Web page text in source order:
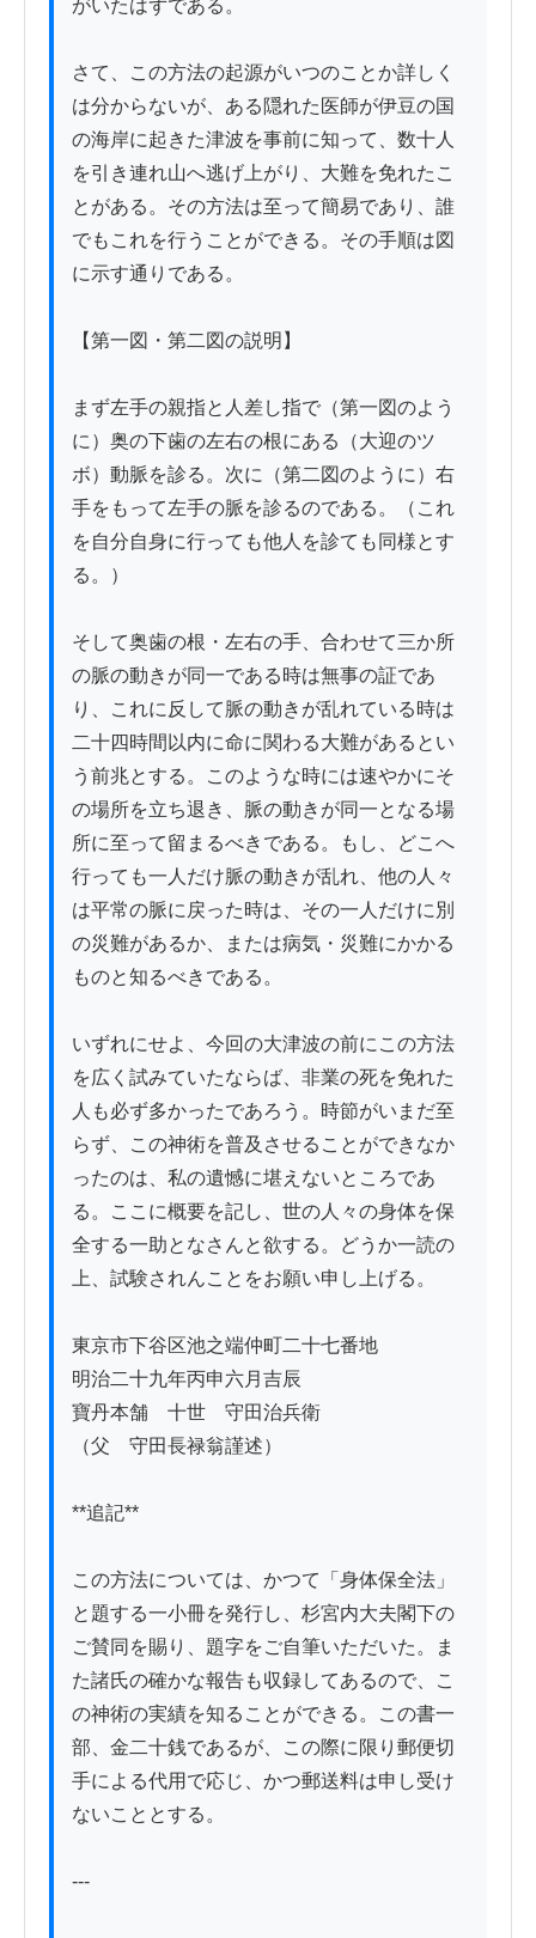
がいたはずである。
さて、この方法の起源がいつのことか詳しく
は分からないが、ある隠れた医師が伊豆の国
の海岸に起きた津波を事前に知って、数十人
を引き連れ山へ逃げ上がり、大難を免れたこ
とがある。その方法は至って簡易であり、誰
でもこれを行うことができる。その手順は図
に示す通りである。
【第一図・第二図の説明】
まず左手の親指と人差し指で（第一図のよう
に）奥の下歯の左右の根にある（大迎のツ
ボ）動脈を診る。次に（第二図のように）右
手をもって左手の脈を診るのである。（これ
を自分自身に行っても他人を診ても同様とす
る。）
そして奥歯の根・左右の手、合わせて三か所
の脈の動きが同一である時は無事の証であ
り、これに反して脈の動きが乱れている時は
二十四時間以内に命に関わる大難があるとい
う前兆とする。このような時には速やかにそ
の場所を立ち退き、脈の動きが同一となる場
所に至って留まるべきである。もし、どこへ
行っても一人だけ脈の動きが乱れ、他の人々
は平常の脈に戻った時は、その一人だけに別
の災難があるか、または病気・災難にかかる
ものと知るべきである。
いずれにせよ、今回の大津波の前にこの方法
を広く試みていたならば、非業の死を免れた
人も必ず多かったであろう。時節がいまだ至
らず、この神術を普及させることができなか
ったのは、私の遺憾に堪えないところであ
る。ここに概要を記し、世の人々の身体を保
全する一助となさんと欲する。どうか一読の
上、試験されんことをお願い申し上げる。
東京市下谷区池之端仲町二十七番地
明治二十九年丙申六月吉辰
寶丹本舗　十世　守田治兵衛
（父　守田長禄翁謹述）
**追記**
この方法については、かつて「身体保全法」
と題する一小冊を発行し、杉宮内大夫閣下の
ご賛同を賜り、題字をご自筆いただいた。ま
た諸氏の確かな報告も収録してあるので、こ
の神術の実績を知ることができる。この書一
部、金二十銭であるが、この際に限り郵便切
手による代用で応じ、かつ郵送料は申し受け
ないこととする。
---